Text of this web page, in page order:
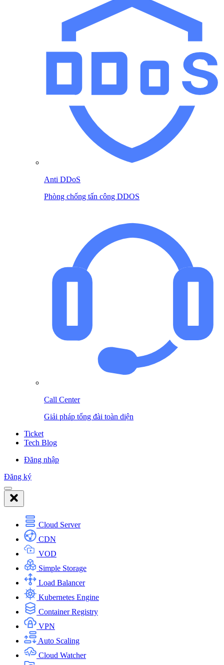
Anti DDoS
Phòng chống tấn công DDOS
Call Center
Giải pháp tổng đài toàn diện
Ticket
Tech Blog
Đăng nhập
Đăng ký
Cloud Server
CDN
VOD
Simple Storage
Load Balancer
Kubernetes Engine
Container Registry
VPN
Auto Scaling
Cloud Watcher